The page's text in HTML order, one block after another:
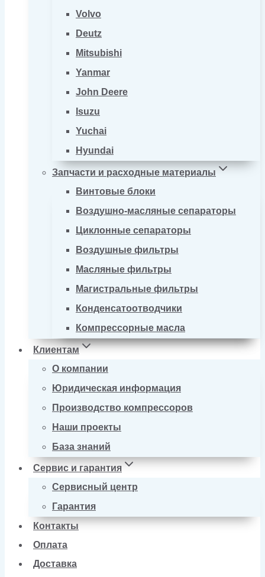
Volvo
Deutz
Mitsubishi
Yanmar
John Deere
Isuzu
Yuchai
Hyundai
Запчасти и расходные материалы
Винтовые блоки
Воздушно-масляные сепараторы
Циклонные сепараторы
Воздушные фильтры
Масляные фильтры
Магистральные фильтры
Конденсатоотводчики
Компрессорные масла
Клиентам
О компании
Юридическая информация
Производство компрессоров
Наши проекты
База знаний
Сервис и гарантия
Сервисный центр
Гарантия
Контакты
Оплата
Доставка